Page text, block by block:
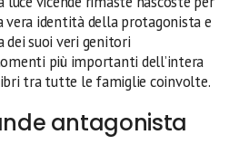
vera identità della protagonista e
dei suoi veri genitori
più importanti dell’intera
tra tutte le famiglie coinvolte.
antagonista